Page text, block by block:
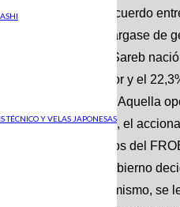
TÉCNICO Y VELAS JAPONESAS
en 2012, tras un acuerdo
que se encargase de
. Cuando Sareb
al promotor y el
correspondientes. Aquella
En un inicio, el
y el 45,9% en manos del
2022 cuando el Gobierno
del capital. Asimismo, se